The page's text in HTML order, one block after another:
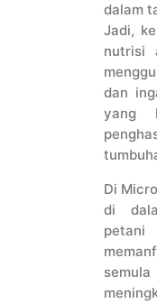
dalam
Jadi,
nutrisi
dan
yang
Di
di
petani